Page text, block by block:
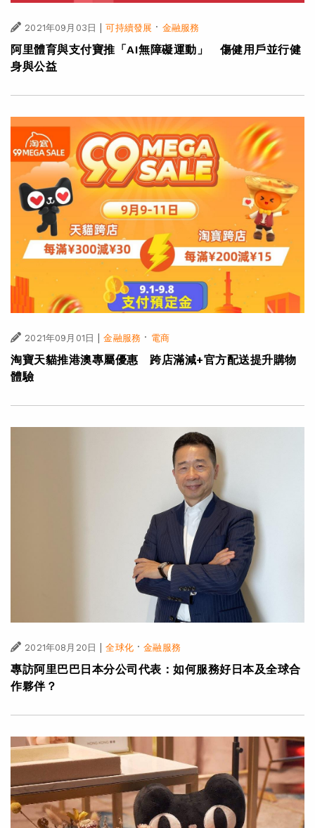
2021年09月03日 | 可持續發展 · 金融服務
阿里體育與支付寶推「AI無障礙運動」 傷健用戶並行健
身與公益
2021年09月01日 | 金融服務 · 電商
淘寶天貓推港澳專屬優惠 跨店滿減+官方配送提升購物
體驗
2021年08月20日 | 全球化·金融服務
專訪阿里巴巴日本分公司代表：如何服務好日本及全球合
作夥伴？